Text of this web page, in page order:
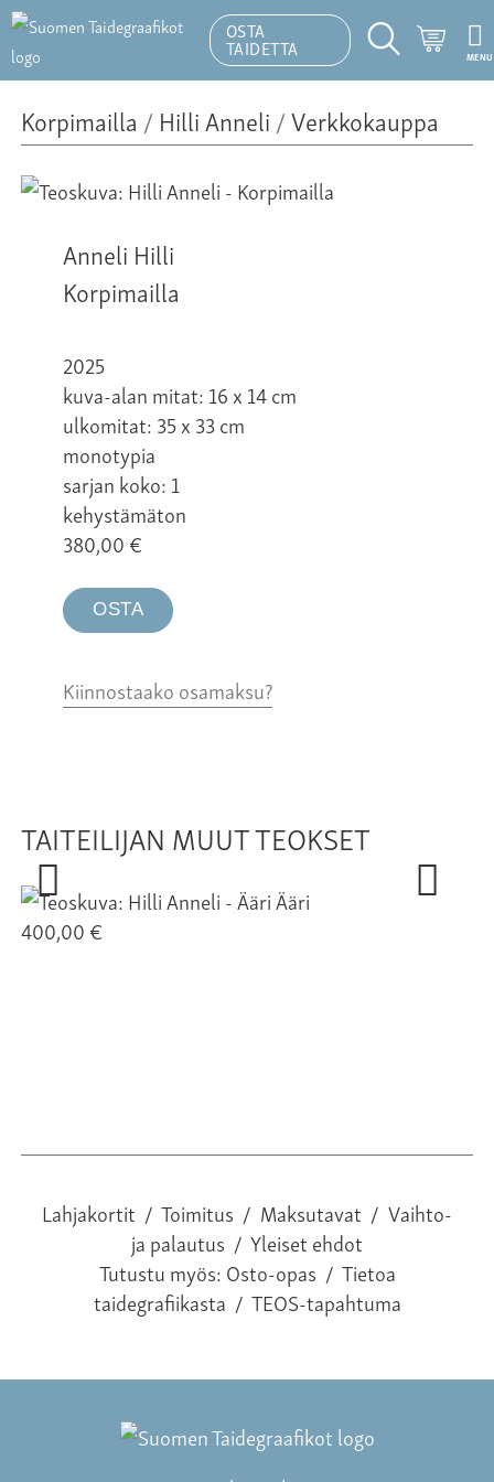
OSTA
TAIDETTA
Hakutoiminto
MENU
Korpimailla / Hilli Anneli/Verkkokauppa
Anneli Hilli
Korpimailla
2025
kuva-alan mitat: 16 x 14 cm
ulkomitat: 35 x 33 cm
monotypia
sarjan koko: 1
kehystämäton
380,00€
OSTA
Kiinnostaako osamaksu?
TAITEILIJAN MUUT TEOKSET
Ääri
400,00 €
Lahjakortit / Toimitus / Maksutavat / Vaihto-
ja palautus / Yleiset ehdot
Tutustu myös:Osto-opas / Tietoa
taidegrafiikasta / TEOS-tapahtuma